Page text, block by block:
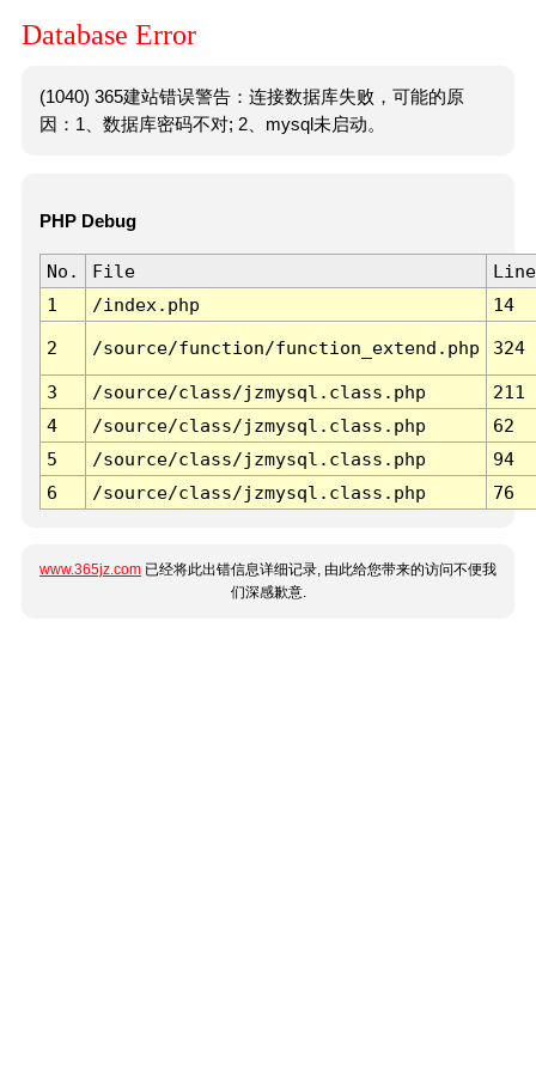
Database Error
(1040) 365建站错误警告：连接数据库失败，可能的原
因：1、数据库密码不对; 2、mysql未启动。
PHP Debug
No. File
Line
1
/index.php 14
2 /source/function/function_extend.php 324
3 /source/class/jzmysql.class.php
211
4
/source/class/jzmysql.class.php
62
5
/source/class/jzmysql.class.php
94
6
/source/class/jzmysql.class.php 76
www.365jz.com 已经将此出错信息详细记录, 由此给您带来的访问不便我
们深感歉意.